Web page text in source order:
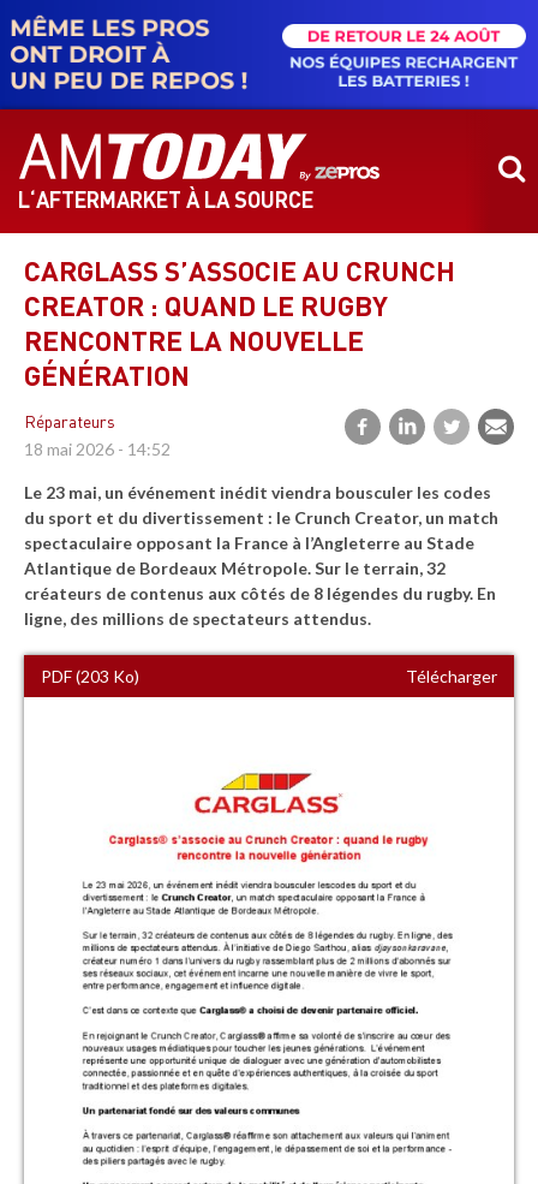
contenu
principal
L‘AFTERMARKET À LA SOURCE
CARGLASS S’ASSOCIE AU CRUNCH
CREATOR : QUAND LE RUGBY
RENCONTRE LA NOUVELLE
GÉNÉRATION
Réparateurs
18 mai 2026 - 14:52
Le 23 mai, un événement inédit viendra bousculer les codes
du sport et du divertissement : le Crunch Creator, un match
spectaculaire opposant la France à l’Angleterre au Stade
Atlantique de Bordeaux Métropole. Sur le terrain, 32
créateurs de contenus aux côtés de 8 légendes du rugby. En
ligne, des millions de spectateurs attendus.
PDF (203 Ko) Télécharger